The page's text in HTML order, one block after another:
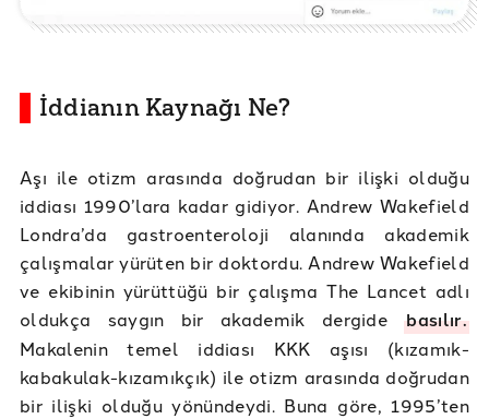
İddianın Kaynağı Ne?
Aşı ile otizm arasında doğrudan bir ilişki olduğu
iddiası 1990’lara kadar gidiyor. Andrew Wakefield
Londra’da gastroenteroloji alanında akademik
çalışmalar yürüten bir doktordu. Andrew Wakefield
ve ekibinin yürüttüğü bir çalışma The Lancet adlı
oldukça saygın bir akademik dergidebasılır.
Makalenin temel iddiası KKK aşısı (kızamık-
kabakulak-kızamıkçık) ile otizm arasında doğrudan
bir ilişki olduğu yönündeydi. Buna göre, 1995’ten